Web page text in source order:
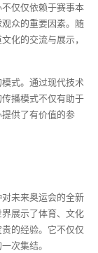
仅仅依赖于赛事本
众的重要因素。随
化的交流与展示，
式。通过现代技术
播模式不仅有助于
供了有价值的参
未来奥运会的全新
展示了体育、文化
的经验。它不仅仅
次集结。